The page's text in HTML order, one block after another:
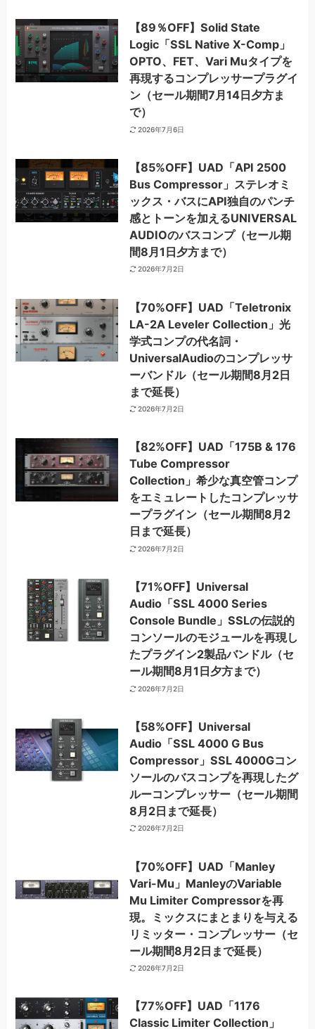
【89％OFF】Solid State
Logic「SSL Native X-Comp」
OPTO、FET、Vari Muタイプを
再現するコンプレッサープラグイ
ン（セール期間7月14日夕方ま
で）
2026年7月6日
【85%OFF】UAD「API 2500
Bus Compressor」ステレオミ
ックス・バスにAPI独自のパンチ
感とトーンを加えるUNIVERSAL
AUDIOのバスコンプ（セール期
間8月1日夕方まで）
2026年7月2日
【70%OFF】UAD「Teletronix
LA-2A Leveler Collection」光
学式コンプの代名詞・
UniversalAudioのコンプレッサ
ーバンドル（セール期間8月2日
まで延長）
2026年7月2日
【82%OFF】UAD「175B & 176
Tube Compressor
Collection」希少な真空管コンプ
をエミュレートしたコンプレッサ
ープラグイン（セール期間8月2
日まで延長）
2026年7月2日
【71%OFF】Universal
Audio「SSL 4000 Series
Console Bundle」SSLの伝説的
コンソールのモジュールを再現し
たプラグイン2製品バンドル（セ
ール期間8月1日夕方まで）
2026年7月2日
【58%OFF】Universal
Audio「SSL 4000 G Bus
Compressor」SSL 4000Gコン
ソールのバスコンプを再現したグ
ルーコンプレッサー（セール期間
8月2日まで延長）
2026年7月2日
【70%OFF】UAD「Manley
Vari-Mu」ManleyのVariable
Mu Limiter Compressorを再
現。ミックスにまとまりを与える
リミッター・コンプレッサー（セ
ール期間8月2日まで延長）
2026年7月2日
【77%OFF】UAD「1176
Classic Limiter Collection」